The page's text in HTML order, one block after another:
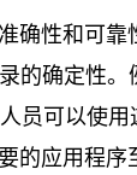
确性和可
的确定性
员可以使
的应用程